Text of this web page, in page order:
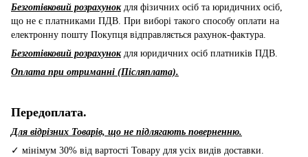
Безготівковий розрахунокдля фізичних осіб та юридичних осіб,
що не є платниками ПДВ. При виборі такого способу оплати на
електронну пошту Покупця відправляється рахунок-фактура.
Безготівковий розрахунокдля юридичних осіб платників ПДВ.
Оплата при отриманні (Післяплата).
Передоплата.
Для відрізних Товарів, що не підлягають поверненню.
✓ мінімум 30% від вартості Товару для усіх видів доставки.